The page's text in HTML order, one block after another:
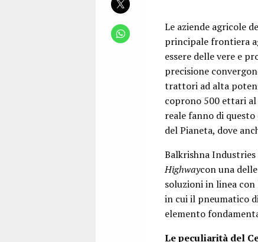
Le aziende agricole
principale frontiera
essere delle vere e
precisione
trattori ad alta
coprono 500 ettari
reale fanno di
del Pianeta, dove
Balkrishna
Highwaycon una
soluzioni in linea
in cui il pneumatico
elemento
Le peculiarità del